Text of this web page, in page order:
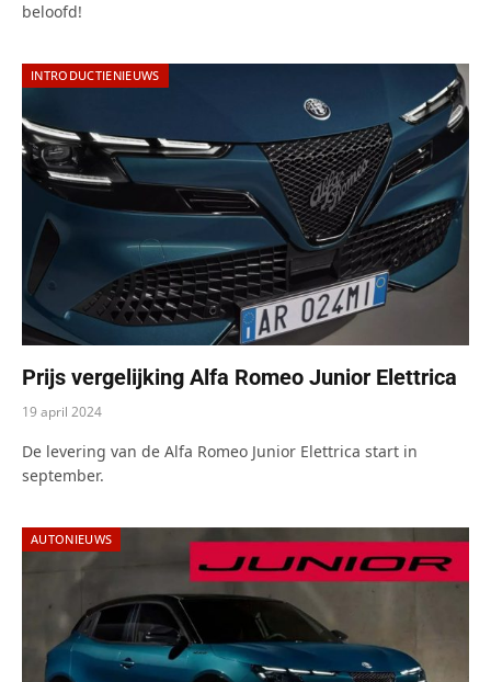
beloofd!
INTRODUCTIENIEUWS
Prijs vergelijking Alfa Romeo Junior Elettrica
19 april 2024
De levering van de Alfa Romeo Junior Elettrica start in
september.
AUTONIEUWS